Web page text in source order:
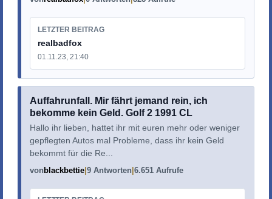
LETZTER BEITRAG
realbadfox
01.11.23, 21:40
Auffahrunfall. Mir fährt jemand rein, ich
bekomme kein Geld. Golf 2 1991 CL
Hallo ihr lieben, hattet ihr mit euren mehr oder weniger
gepflegten Autos mal Probleme, dass ihr kein Geld
bekommt für die Re...
vonblackbettie 9 Antworten 6.651 Aufrufe